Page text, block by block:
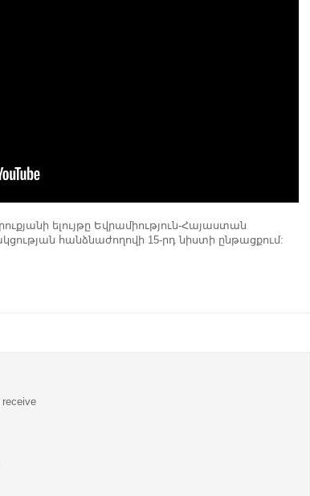
ելույթը Եվրամիություն-Հայաստան
հանձնաժողովի 15-րդ նիստի ընթացքում: